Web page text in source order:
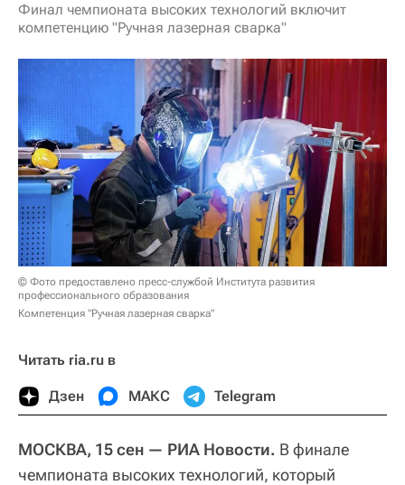
Финал чемпионата высоких технологий включит
компетенцию "Ручная лазерная сварка"
© Фото предоставлено пресс-службой Института развития
профессионального образования
Компетенция "Ручная лазерная сварка"
Читать ria.ru в
Дзен МАКС Telegram
МОСКВА, 15 сен — РИА Новости. В финале
чемпионата высоких технологий, который